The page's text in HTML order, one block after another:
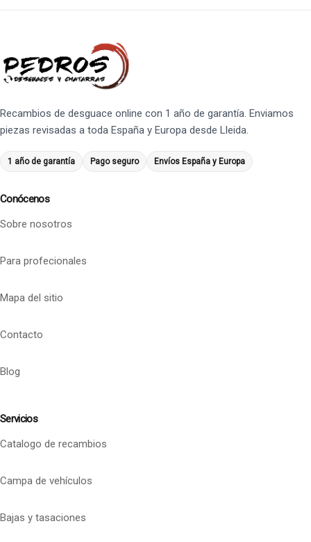
Recambios de desguace online con 1 año de garantía. Enviamos
piezas revisadas a toda España y Europa desde Lleida.
1 año de garantía Pago seguro Envíos España y Europa
Conócenos
Sobre nosotros
Para profecionales
Mapa del sitio
Contacto
Blog
Servicios
Catalogo de recambios
Campa de vehículos
Bajas y tasaciones